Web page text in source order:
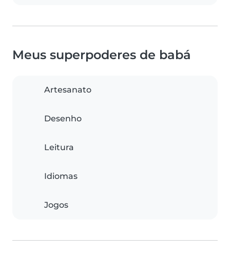
Meus superpoderes de babá
Artesanato
Desenho
Leitura
Idiomas
Jogos